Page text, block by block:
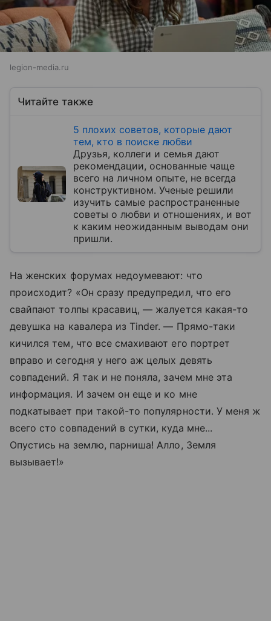
legion-media.ru
Читайте также
5 плохих советов, которые дают
тем, кто в поиске любви
Друзья, коллеги и семья дают
рекомендации, основанные чаще
всего на личном опыте, не всегда
конструктивном. Ученые решили
изучить самые распространенные
советы о любви и отношениях, и вот
к каким неожиданным выводам они
пришли.
На женских форумах недоумевают: что
происходит? «Он сразу предупредил, что его
свайпают толпы красавиц, — жалуется какая-то
девушка на кавалера из Tinder. — Прямо-таки
кичился тем, что все смахивают его портрет
вправо и сегодня у него аж целых девять
совпадений. Я так и не поняла, зачем мне эта
информация. И зачем он еще и ко мне
подкатывает при такой-то популярности. У меня ж
всего сто совпадений в сутки, куда мне...
Опустись на землю, парниша! Алло, Земля
вызывает!»